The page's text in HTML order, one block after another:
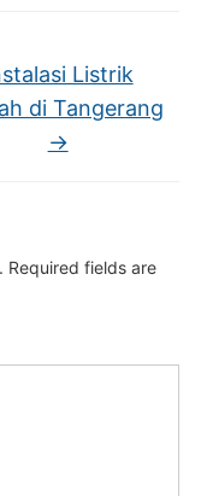
Listrik
di Tangerang
→
Required fields are